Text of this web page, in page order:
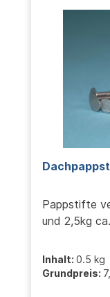
Pappstifte
und 2,5kg
Inhalt: 0.5 kg
Grundpreis: